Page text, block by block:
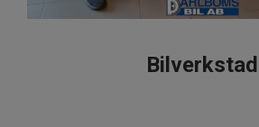
Bilverkstad